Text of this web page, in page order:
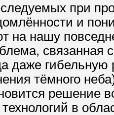
при
и
на нашу
связанная
даже
тёмного
решение
в